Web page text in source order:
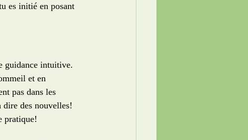
es initié en posant
guidance intuitive.
et en
pas dans les
des nouvelles!
pratique!